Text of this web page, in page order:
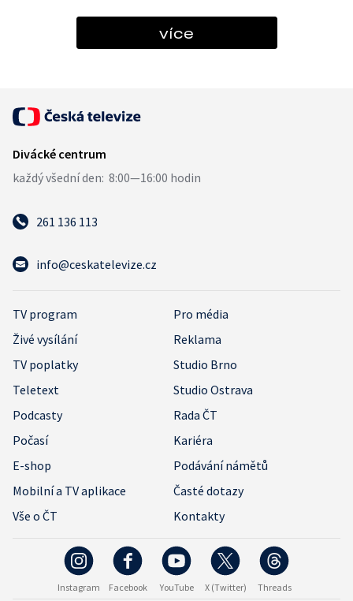
více
261 136 113
info@ceskatelevize.cz
TV program
Pro média
Živé vysílání
Reklama
TV poplatky
Studio Brno
Teletext
Studio Ostrava
Podcasty
Rada ČT
Počasí
Kariéra
E-shop
Podávání námětů
Mobilní a TV aplikace
Časté dotazy
Vše o ČT
Kontakty
Instagram Facebook YouTube X (Twitter) Threads